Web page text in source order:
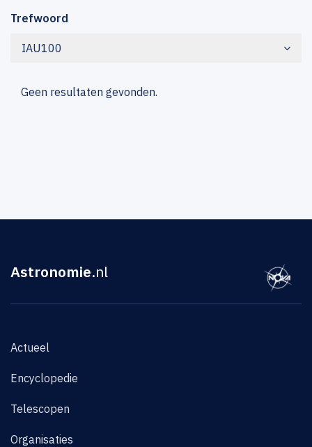
Trefwoord
IAU100
Geen resultaten gevonden.
Astronomie.nl
Actueel
Encyclopedie
Telescopen
Organisaties